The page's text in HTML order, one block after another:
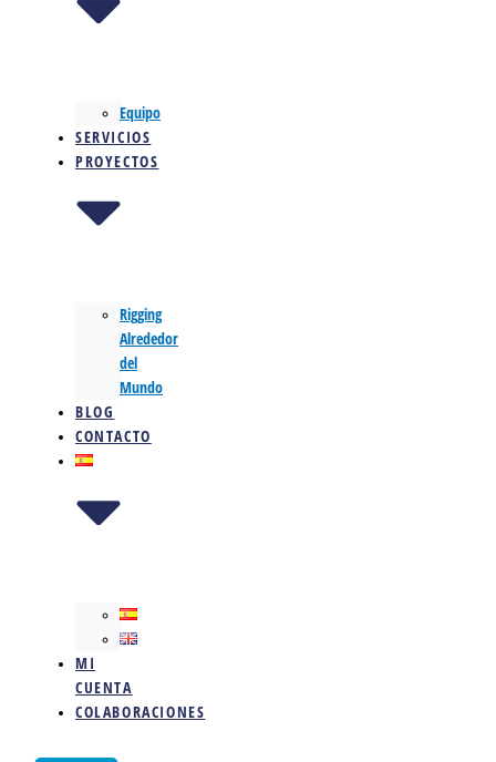
Equipo
SERVICIOS
PROYECTOS
Rigging
Alrededor
del
Mundo
BLOG
CONTACTO
MI
CUENTA
COLABORACIONES